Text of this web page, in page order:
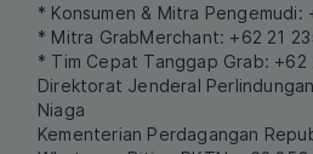
* Konsumen & Mitra Pengemudi:
* Mitra GrabMerchant: +62 21
* Tim Cepat Tanggap Grab: +62
Direktorat Jenderal
Niaga
Kementerian Perdagangan